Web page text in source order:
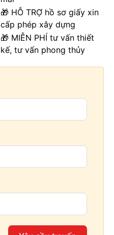
🎁 HỖ TRỢ hồ sơ giấy xin
cấp phép xây dựng
🎁 MIỄN PHÍ tư vấn thiết
kế, tư vấn phong thủy